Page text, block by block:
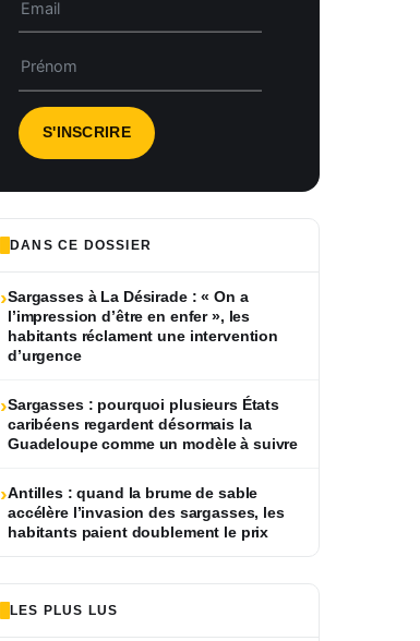
DANS CE DOSSIER
›Sargasses à La Désirade : « On a
l’impression d’être en enfer », les
habitants réclament une intervention
d’urgence
›Sargasses : pourquoi plusieurs États
caribéens regardent désormais la
Guadeloupe comme un modèle à suivre
›Antilles : quand la brume de sable
accélère l’invasion des sargasses, les
habitants paient doublement le prix
LES PLUS LUS